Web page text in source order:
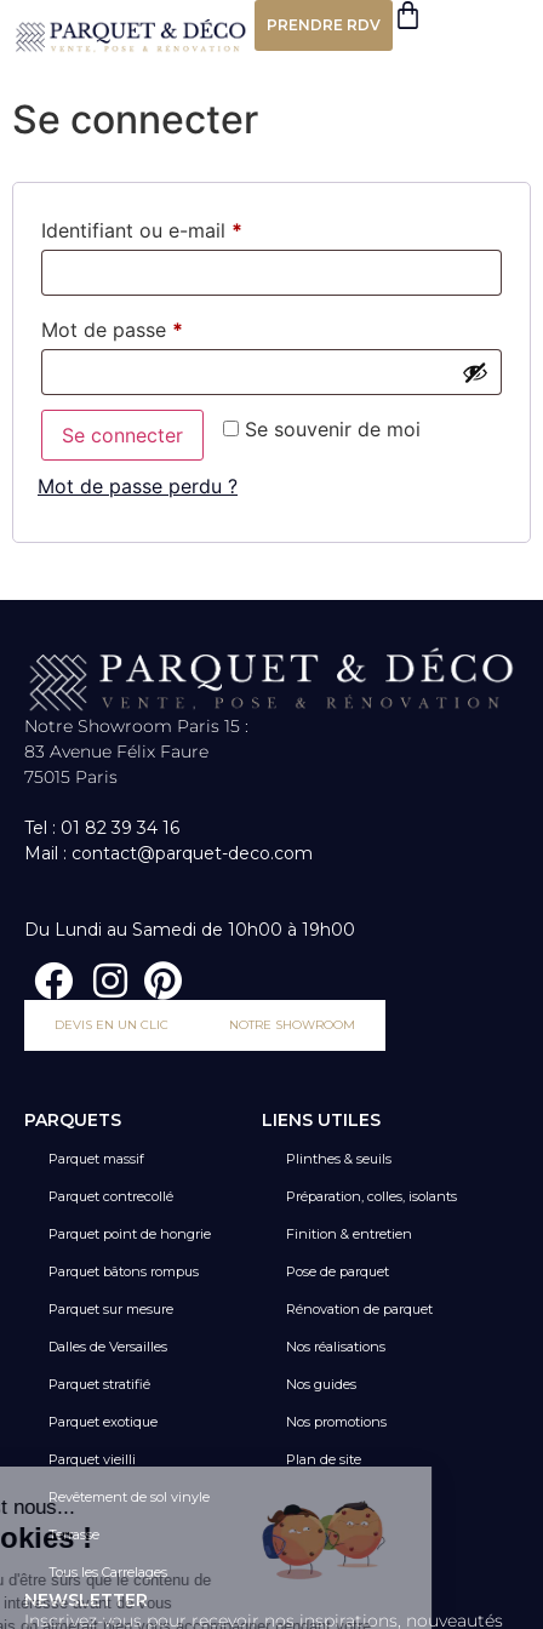
PRENDRE RDV
Mon compte
Se connecter
Identifiant ou e-mail *
Mot de passe *
Se souvenir de moi
Se connecter
Mot de passe perdu ?
Notre Showroom Paris 15 :
83 Avenue Félix Faure
75015 Paris
Tel : 01 82 39 34 16
Mail : contact@parquet-deco.com
Du Lundi au Samedi de 10h00 à 19h00
DEVIS EN UN CLIC NOTRE SHOWROOM
PARQUETS
Parquet massif
Parquet contrecollé
Parquet point de hongrie
Parquet bâtons rompus
Parquet sur mesure
Dalles de Versailles
Parquet stratifié
Parquet exotique
Parquet vieilli
Revêtement de sol vinyle
Terrasse
Tous les Carrelages
LIENS UTILES
Plinthes & seuils
Préparation, colles, isolants
Finition & entretien
Pose de parquet
Rénovation de parquet
Nos réalisations
Nos guides
Nos promotions
Plan de site
NEWSLETTER
Inscrivez-vous pour recevoir nos inspirations, nouveautés